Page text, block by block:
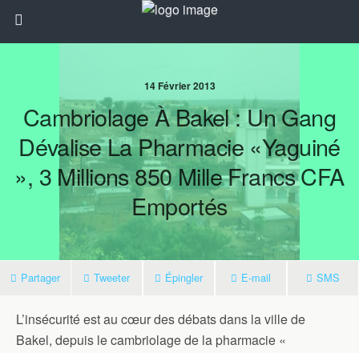
14 Février 2013
Cambriolage À Bakel : Un Gang
Dévalise La Pharmacie «Yaguiné
», 3 Millions 850 Mille Francs CFA
Emportés
Partager Tweeter Épingler E-mail SMS
L’insécurité est au cœur des débats dans la ville de
Bakel, depuis le cambriolage de la pharmacie «